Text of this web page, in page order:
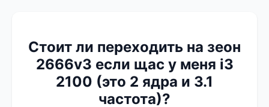
Стоит ли переходить на зеон
2666v3 если щас у меня i3
2100 (это 2 ядра и 3.1
частота)?